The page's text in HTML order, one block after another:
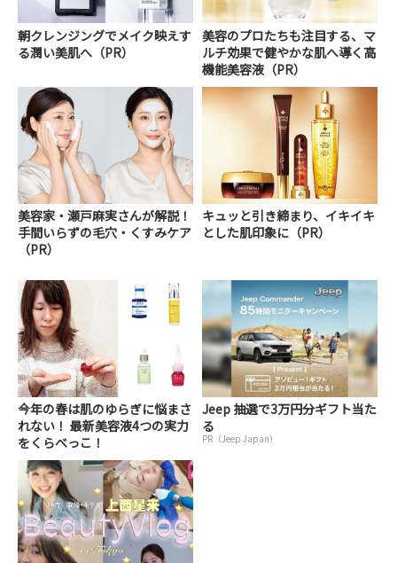
朝クレンジングでメイク映えす
る潤い美肌へ（PR）
美容のプロたちも注目する、マ
ルチ効果で健やかな肌へ導く高
機能美容液（PR）
美容家・瀬戸麻実さんが解説！
手間いらずの毛穴・くすみケア
（PR）
キュッと引き締まり、イキイキ
とした肌印象に（PR）
今年の春は肌のゆらぎに悩まさ
れない！ 最新美容液4つの実力
をくらべっこ！
Jeep 抽選で3万円分ギフト当た
る
PR（Jeep Japan）